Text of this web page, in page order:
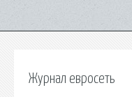
Журнал евросеть